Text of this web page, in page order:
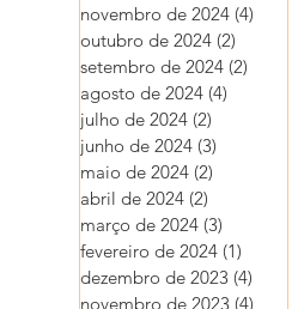
novembro de 2024 (4)
outubro de 2024 (2)
setembro de 2024 (2)
agosto de 2024 (4)
julho de 2024 (2)
junho de 2024 (3)
maio de 2024 (2)
abril de 2024 (2)
março de 2024 (3)
fevereiro de 2024 (1)
dezembro de 2023 (4)
novembro de 2023 (4)